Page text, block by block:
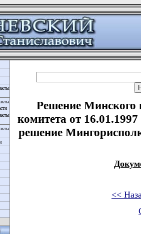
Решение Минского
комитета от
решение
<<